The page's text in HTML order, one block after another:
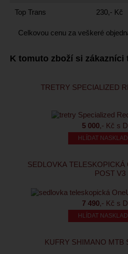
Top Trans 230,- Kč
Celkovou cenu za veškeré
K tomuto zboží si zákazníci
5 000,- Kč s
HLÍDAT
SEDLOVKA
POST V3
7 490,- Kč s
HLÍDAT
KUFRY SHIMANO MTB